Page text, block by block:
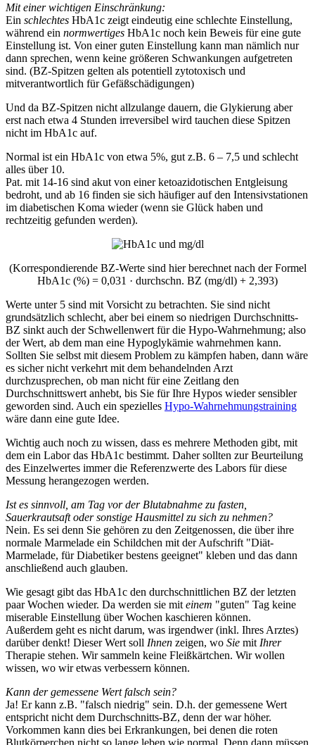
Mit einer wichtigen Einschränkung:
Ein schlechtes HbA1c zeigt eindeutig eine schlechte Einstellung,
während ein normwertiges HbA1c noch kein Beweis für eine gute
Einstellung ist. Von einer guten Einstellung kann man nämlich nur
dann sprechen, wenn keine größeren Schwankungen aufgetreten
sind. (BZ-Spitzen gelten als potentiell zytotoxisch und
mitverantwortlich für Gefäßschädigungen)
Und da BZ-Spitzen nicht allzulange dauern, die Glykierung aber
erst nach etwa 4 Stunden irreversibel wird tauchen diese Spitzen
nicht im HbA1c auf.
Normal ist ein HbA1c von etwa 5%, gut z.B. 6 – 7,5 und schlecht
alles über 10.
Pat. mit 14-16 sind akut von einer ketoazidotischen Entgleisung
bedroht, und ab 16 finden sie sich häufiger auf den Intensivstationen
im diabetischen Koma wieder (wenn sie Glück haben und
rechtzeitig gefunden werden).
(Korrespondierende BZ-Werte sind hier berechnet nach der Formel
HbA1c (%) = 0,031 · durchschn. BZ (mg/dl) + 2,393)
Werte unter 5 sind mit Vorsicht zu betrachten. Sie sind nicht
grundsätzlich schlecht, aber bei einem so niedrigen Durchschnitts-
BZ sinkt auch der Schwellenwert für die Hypo-Wahrnehmung; also
der Wert, ab dem man eine Hypoglykämie wahrnehmen kann.
Sollten Sie selbst mit diesem Problem zu kämpfen haben, dann wäre
es sicher nicht verkehrt mit dem behandelnden Arzt
durchzusprechen, ob man nicht für eine Zeitlang den
Durchschnittswert anhebt, bis Sie für Ihre Hypos wieder sensibler
geworden sind. Auch ein spezielles Hypo-Wahrnehmungstraining
wäre dann eine gute Idee.
Wichtig auch noch zu wissen, dass es mehrere Methoden gibt, mit
dem ein Labor das HbA1c bestimmt. Daher sollten zur Beurteilung
des Einzelwertes immer die Referenzwerte des Labors für diese
Messung herangezogen werden.
Ist es sinnvoll, am Tag vor der Blutabnahme zu fasten,
Sauerkrautsaft oder sonstige Hausmittel zu sich zu nehmen?
Nein. Es sei denn Sie gehören zu den Zeitgenossen, die über ihre
normale Marmelade ein Schildchen mit der Aufschrift "Diät-
Marmelade, für Diabetiker bestens geeignet" kleben und das dann
anschließend auch glauben.
Wie gesagt gibt das HbA1c den durchschnittlichen BZ der letzten
paar Wochen wieder. Da werden sie mit einem "guten" Tag keine
miserable Einstellung über Wochen kaschieren können.
Außerdem geht es nicht darum, was irgendwer (inkl. Ihres Arztes)
darüber denkt! Dieser Wert soll Ihnen zeigen, wo Sie mit Ihrer
Therapie stehen. Wir sammeln keine Fleißkärtchen. Wir wollen
wissen, wo wir etwas verbessern können.
Kann der gemessene Wert falsch sein?
Ja! Er kann z.B. "falsch niedrig" sein. D.h. der gemessene Wert
entspricht nicht dem Durchschnitts-BZ, denn der war höher.
Vorkommen kann dies bei Erkrankungen, bei denen die roten
Blutkörperchen nicht so lange leben wie normal. Denn dann müssen